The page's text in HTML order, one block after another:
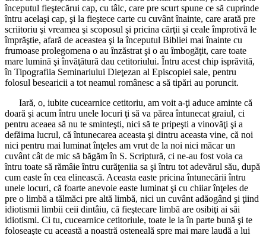
începutul fieştecărui cap, cu tâlc, care pre scurt spune ce să cuprinde
întru acelaşi cap, şi la fieştece carte cu cuvânt înainte, care arată pre
scriitoriu şi vreamea şi scoposul şi pricina cărţii şi ceale împrotivă le
împrăştie, afară de aceastea şi la începutul Bibliei mai înainte cu
frumoase prolegomena o au înzăstrat şi o au îmbogăţit, care toate
mare lumină şi învăţătură dau cetitoriului. Întru acest chip isprăvită,
în Tipografiia Seminariului Dieţezan al Episcopiei sale, pentru
folosul besearicii a tot neamul românesc a să tipări au poruncit.
Iară, o, iubite cucearnice cetitoriu, am voit a-ţi aduce aminte că
doară şi acum întru unele locuri ţi să va părea întunecat graiul, ci
pentru aceaea să nu te sminteşti, nici să te pripeşti a vinovăţi şi a
defăima lucrul, că întunecarea aceasta şi dintru aceasta vine, că noi
nici pentru mai luminat înţeles am vrut de la noi nici măcar un
cuvânt cât de mic să băgăm în S. Scriptură, ci ne-au fost voia ca
întru toate să rămâie întru curăţeniia sa şi întru tot adevărul său, după
cum easte în cea elinească. Aceasta easte pricina întunecării întru
unele locuri, că foarte anevoie easte luminat şi cu chiiar înţeles de
pre o limbă a tălmăci pre altă limbă, nici un cuvânt adăogând şi ţiind
idiotismii limbii ceii dintâiu, că fieştecare limbă are osibiţi ai săi
idiotismi. Ci tu, cucearnice cetitoriule, toate le ia în parte bună şi te
foloseaşte cu această a noastră osteneală spre mai mare laudă a lui